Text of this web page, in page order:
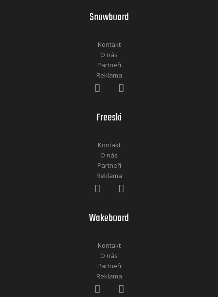
Snowboard
Kontakt
O nás
Partneři
Reklama
Freeski
Kontakt
O nás
Partneři
Reklama
Wakeboard
Kontakt
O nás
Partneři
Reklama